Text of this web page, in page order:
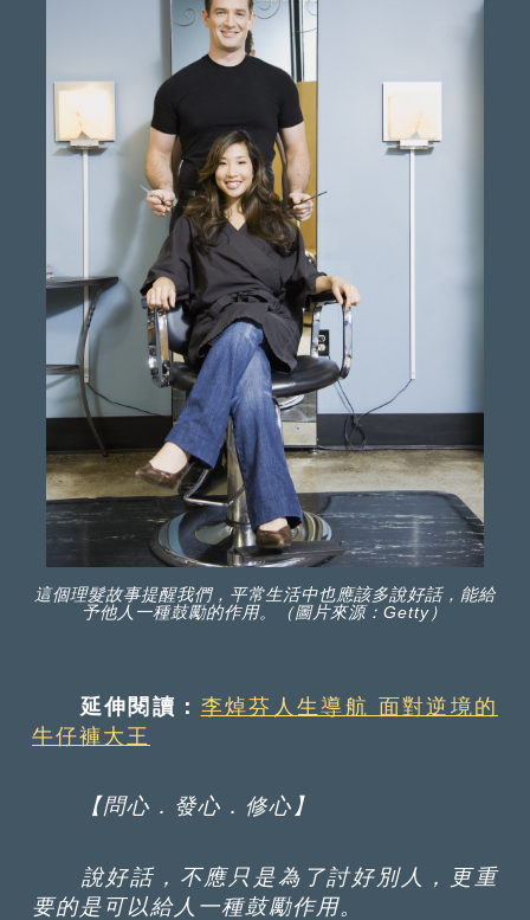
這個理髮故事提醒我們，平常生活中也應該多說好話，能給
予他人一種鼓勵的作用。（圖片來源：Getty）
延伸閱讀： 李焯芬人生導航 面對逆境的
牛仔褲大王
【問心．發心．修心】
說好話，不應只是為了討好別人，更重
要的是可以給人一種鼓勵作用。